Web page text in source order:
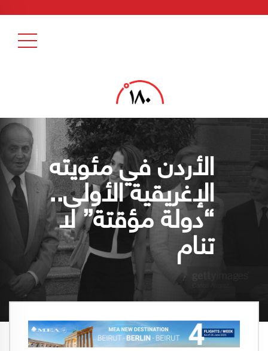
الأردن في مئويته
الإغريقية الأولى..
“دولة مؤقتة” لا
تنام